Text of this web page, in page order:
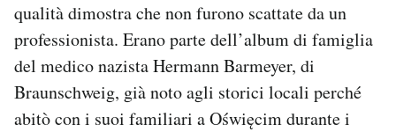
qualità dimostra che non furono scattate da un
professionista. Erano parte dell’album di famiglia
del medico nazista Hermann Barmeyer, di
Braunschweig, già noto agli storici locali perché
abitò con i suoi familiari a Oświęcim durante i